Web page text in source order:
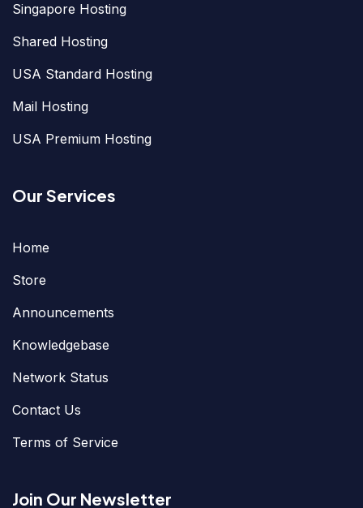
Singapore Hosting
Shared Hosting
USA Standard Hosting
Mail Hosting
USA Premium Hosting
Our Services
Home
Store
Announcements
Knowledgebase
Network Status
Contact Us
Terms of Service
Join Our Newsletter